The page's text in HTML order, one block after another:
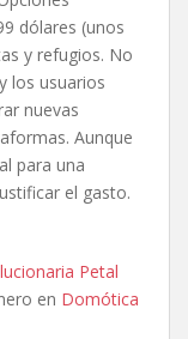
dólares (unos
y refugios. No
los usuarios
nuevas
Aunque
para una
el gasto.
Petal
en Domótica